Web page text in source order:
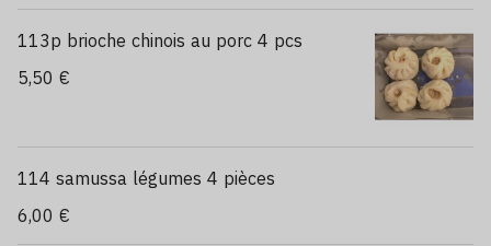
113p brioche chinois au porc 4 pcs
5,50 €
114 samussa légumes 4 pièces
6,00 €